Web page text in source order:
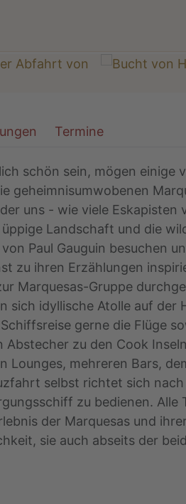
Termine
schön sein, mögen einige
geheimnisumwobenen
uns - wie viele
Landschaft und die
Paul Gauguin besuchen
zu ihren Erzählungen
Marquesas-Gruppe
sich idyllische Atolle auf
gerne die Flüge
zu den Cook
mehreren Bars,
selbst richtet sich
zu bedienen.
der Marquesas und
sie auch abseits der